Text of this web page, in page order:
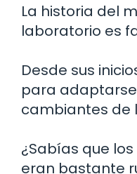
La historia del
laboratorio es
Desde sus
para
cambiantes de
¿Sabías que
eran bastante